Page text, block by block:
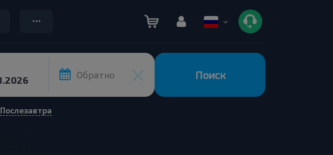
Обратно Поиск
Послезавтра